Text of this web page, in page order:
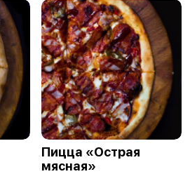
Пицца «Острая
мясная»